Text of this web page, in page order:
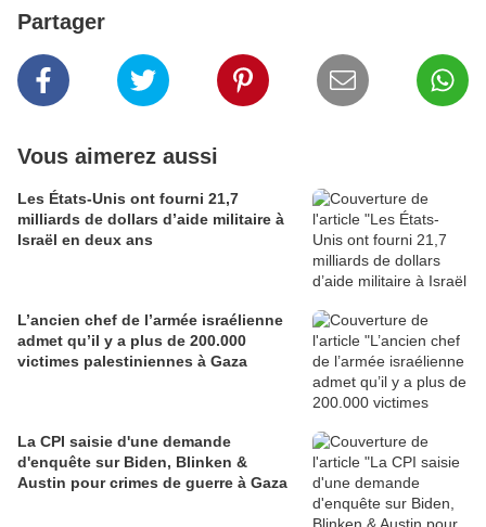
Partager
Vous aimerez aussi
Les États-Unis ont fourni 21,7
milliards de dollars d’aide militaire à
Israël en deux ans
L’ancien chef de l’armée israélienne
admet qu’il y a plus de 200.000
victimes palestiniennes à Gaza
La CPI saisie d'une demande
d'enquête sur Biden, Blinken &
Austin pour crimes de guerre à Gaza